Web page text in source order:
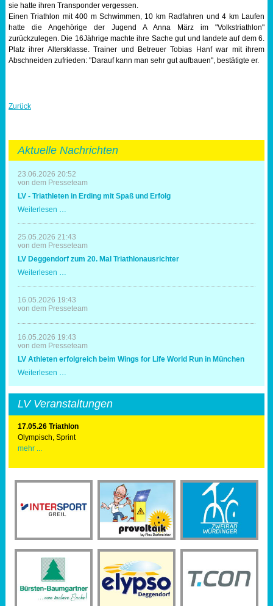
sie hatte ihren Transponder vergessen.
Einen Triathlon mit 400 m Schwimmen, 10 km Radfahren und 4 km Laufen
hatte die Angehörige der Jugend A Anna März im "Volkstriathlon"
zurückzulegen. Die 16Jährige machte ihre Sache gut und landete auf dem 6.
Platz ihrer Altersklasse. Trainer und Betreuer Tobias Hanf war mit ihrem
Abschneiden zufrieden: "Darauf kann man sehr gut aufbauen", bestätigte er.
Zurück
Aktuelle Nachrichten
23.06.2026 20:52
von dem Presseteam
LV - Triathleten in Erding mit Spaß und Erfolg
Weiterlesen …
Triathleten
in
Erding
Spaß
Erfolg
25.05.2026 21:43
von dem Presseteam
LV Deggendorf zum 20. Mal Triathlonausrichter
Weiterlesen …
zum
20.
Mal
16.05.2026 19:43
von dem Presseteam
16.05.2026 19:43
von dem Presseteam
LV Athleten erfolgreich beim Wings for Life World Run in München
Weiterlesen …
beim
Wings
for
Life
Run
LV Veranstaltungen
17.05.26 Triathlon
Olympisch, Sprint
mehr ...